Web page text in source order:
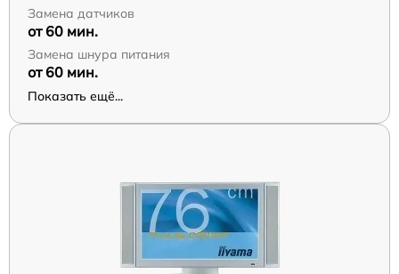
Замена датчиков
от 60 мин.
Замена шнура питания
от 60 мин.
Показать ещё...